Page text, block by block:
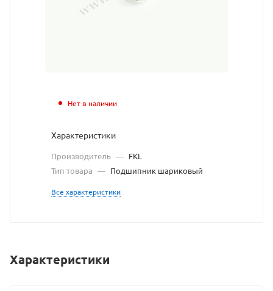
https://bearingstore.ru/
без
владельца
сайта
Нет в наличии
Характеристики
Производитель — FKL
Тип товара — Подшипник шариковый
Все характеристики
Характеристики